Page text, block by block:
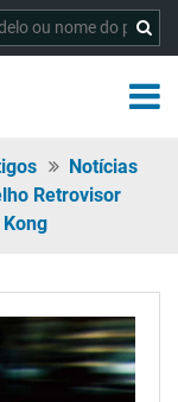
Notícias
Retrovisor